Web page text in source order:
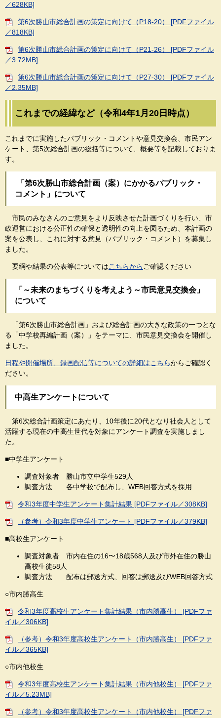
／628KB]
第6次勝山市総合計画の策定に向けて（P18-20） [PDFファイル
／818KB]
第6次勝山市総合計画の策定に向けて（P21-26） [PDFファイル
／3.72MB]
第6次勝山市総合計画の策定に向けて（P27-30） [PDFファイル
／2.35MB]
これまでの経緯など（令和4年1月20日時点）
これまでに実施したパブリック・コメントや意見交換会、市民アン
ケート、第5次総合計画の総括等について、概要等を記載しておりま
す。
「第6次勝山市総合計画（案）にかかるパブリック・
コメント」について
市民のみなさんのご意見をより反映させた計画づくりを行い、市
政運営における公正性の確保と透明性の向上を図るため、本計画の
案を公表し、これに対する意見（パブリック・コメント）を募集し
ました。
要綱や結果の公表等についてはこちらから ご確認ください
「～未来のまちづくりを考えよう～市民意見交換会」
について
「第6次勝山市総合計画」および総合計画の大きな政策の一つとな
る「中学校再編計画（案）」をテーマに、市民意見交換会を開催し
ました。
日程や開催場所、録画配信等についての詳細はこちらからご確認く
ださい。
中高生アンケートについて
第6次総合計画策定にあたり、10年後に20代となり社会人として
活躍する現在の中高生世代を対象にアンケート調査を実施しまし
た。
■中学生アンケート
調査対象者 勝山市立中学生529人
調査方法 各中学校で配布し、WEB回答方式を採用
令和3年度中学生アンケート集計結果 [PDFファイル／308KB]
（参考）令和3年度中学生アンケート [PDFファイル／379KB]
■高校生アンケート
調査対象者 市内在住の16〜18歳568人及び市外在住の勝山
高校生徒58人
調査方法 配布は郵送方式、回答は郵送及びWEB回答方式
○市内勝高生
令和3年度高校生アンケート集計結果（市内勝高生） [PDFファ
イル／306KB]
（参考）令和3年度高校生アンケート（市内勝高生） [PDFファ
イル／365KB]
○市内他校生
令和3年度高校生アンケート集計結果（市内他校生） [PDFファ
イル／5.23MB]
（参考）令和3年度高校生アンケート（市内他校生） [PDFファ